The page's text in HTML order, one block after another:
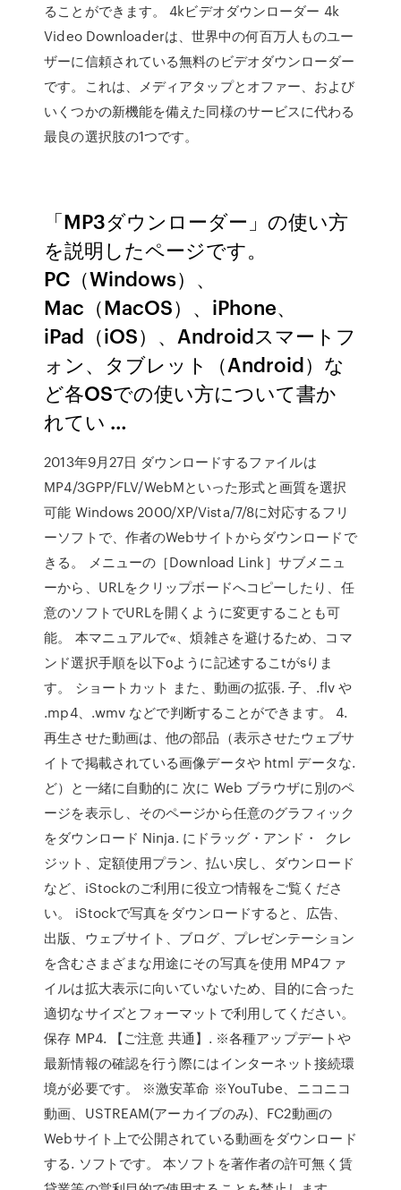
ることができます。 4kビデオダウンローダー 4k
Video Downloaderは、世界中の何百万人ものユー
ザーに信頼されている無料のビデオダウンローダー
です。これは、メディアタップとオファー、および
いくつかの新機能を備えた同様のサービスに代わる
最良の選択肢の1つです。
「MP3ダウンローダー」の使い方
を説明したページです。
PC（Windows）、
Mac（MacOS）、iPhone、
iPad（iOS）、Androidスマートフ
ォン、タブレット（Android）な
ど各OSでの使い方について書か
れてい …
2013年9月27日 ダウンロードするファイルは
MP4/3GPP/FLV/WebMといった形式と画質を選択
可能 Windows 2000/XP/Vista/7/8に対応するフリ
ーソフトで、作者のWebサイトからダウンロードで
きる。 メニューの［Download Link］サブメニュ
ーから、URLをクリップボードへコピーしたり、任
意のソフトでURLを開くように変更することも可
能。 本マニュアルで«、煩雑さを避けるため、コマ
ンド選択手順を以下оように記述するこtがsりま
す。 ショートカット また、動画の拡張. 子、.flv や
.mp4、.wmv などで判断することができます。 4.
再生させた動画は、他の部品（表示させたウェブサ
イトで掲載されている画像データや html データな.
ど）と一緒に自動的に 次に Web ブラウザに別のペ
ージを表示し、そのページから任意のグラフィック
をダウンロード Ninja. にドラッグ・アンド・ クレ
ジット、定額使用プラン、払い戻し、ダウンロード
など、iStockのご利用に役立つ情報をご覧くださ
い。 iStockで写真をダウンロードすると、広告、
出版、ウェブサイト、ブログ、プレゼンテーション
を含むさまざまな用途にその写真を使用 MP4ファ
イルは拡大表示に向いていないため、目的に合った
適切なサイズとフォーマットで利用してください。
保存 MP4. 【ご注意 共通】. ※各種アップデートや
最新情報の確認を行う際にはインターネット接続環
境が必要です。 ※激安革命 ※YouTube、ニコニコ
動画、USTREAM(アーカイブのみ)、FC2動画の
Webサイト上で公開されている動画をダウンロード
する. ソフトです。 本ソフトを著作者の許可無く賃